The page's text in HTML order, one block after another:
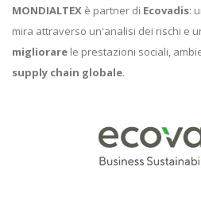
MONDIALTEX è partner di Ecovadis:
mira attraverso un'analisi dei rischi e
migliorare le prestazioni sociali,
supply chain globale.